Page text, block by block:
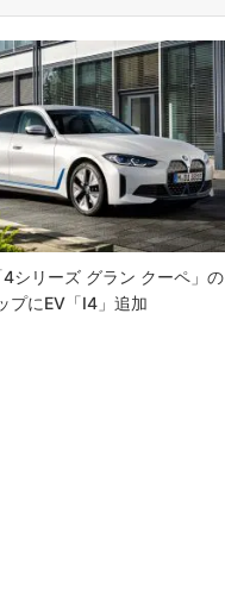
シリーズ グラン クーペ」の
プにEV「i4」追加